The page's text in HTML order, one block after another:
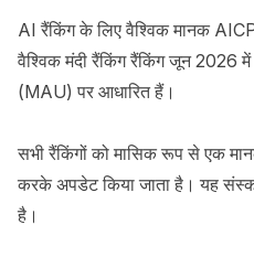
AI रैंकिंग के लिए वैश्विक मानक
वैश्विक मंदी रैंकिंग रैंकिंग जून 2026 में
(MAU) पर आधारित हैं।
सभी रैंकिंगों को मासिक रूप से एक
करके अपडेट किया जाता है। यह
है।